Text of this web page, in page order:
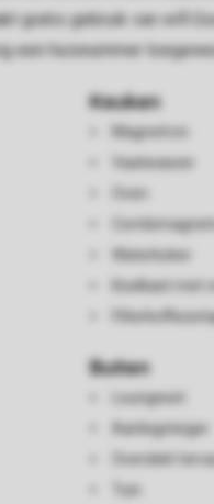
gratis gebruik van
een huisnummer
Keuken
Magnetron
Vaatwasser
Oven
Waterkoker
Koelkast met
Buiten
Loungeset
Aanlegsteiger
Overdekt
Tuin